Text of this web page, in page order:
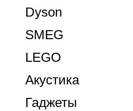
Гаджеты
Акустика
Dyson
LEGO
SMEG